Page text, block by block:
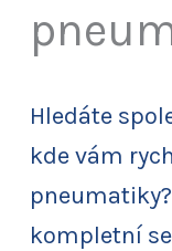
Hledáte
kde vám
kompletní